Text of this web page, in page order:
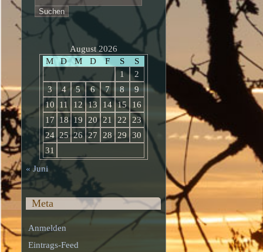
nach:
August 2026
M
D M D F S
S
1
2
3
4 5 6 7 8
9
10
11 12 13 14 15
16
17
18 19 20 21 22
23
24 25 26 27 28 29
30
31
« Juni
Meta
Anmelden
Eintrags-Feed